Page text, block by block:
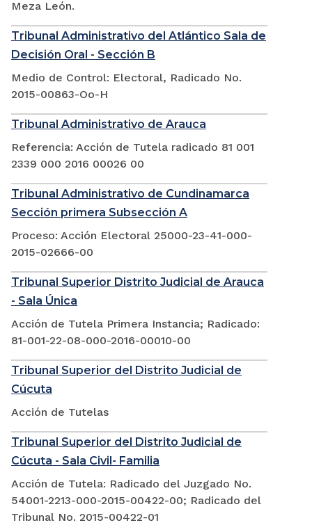
Meza León.
Tribunal Administrativo del Atlántico Sala de
Decisión Oral - Sección B
Medio de Control: Electoral, Radicado No.
2015-00863-Oo-H
Tribunal Administrativo de Arauca
Referencia: Acción de Tutela radicado 81 001
2339 000 2016 00026 00
Tribunal Administrativo de Cundinamarca
Sección primera Subsección A
Proceso: Acción Electoral 25000-23-41-000-
2015-02666-00
Tribunal Superior Distrito Judicial de Arauca
- Sala Única
Acción de Tutela Primera Instancia; Radicado:
81-001-22-08-000-2016-00010-00
Tribunal Superior del Distrito Judicial de
Cúcuta
Acción de Tutelas
Tribunal Superior del Distrito Judicial de
Cúcuta - Sala Civil- Familia
Acción de Tutela: Radicado del Juzgado No.
54001-2213-000-2015-00422-00; Radicado del
Tribunal No. 2015-00422-01